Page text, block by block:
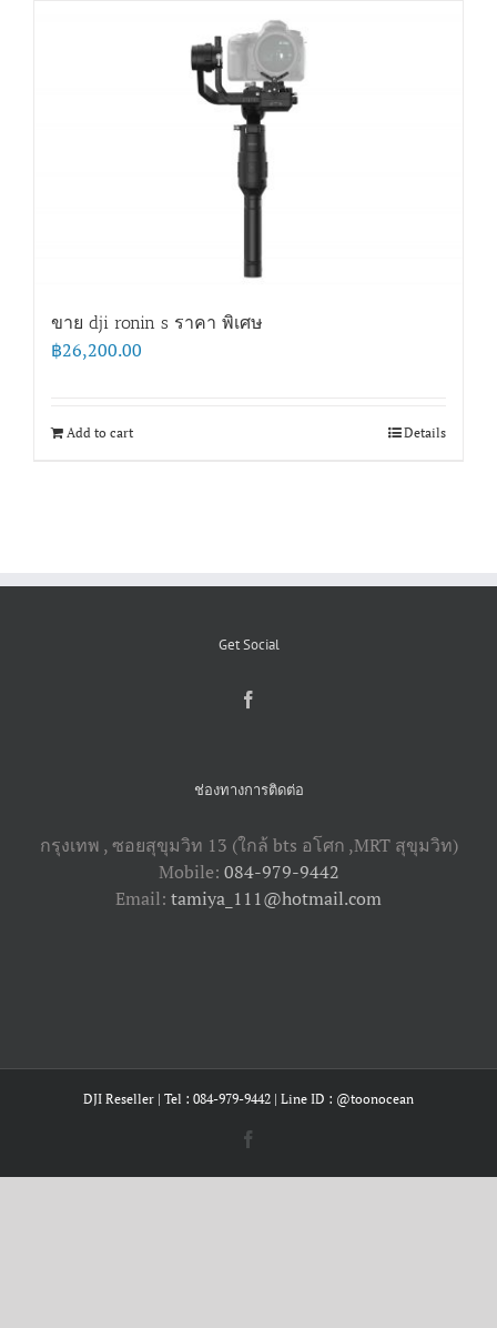
ขาย dji ronin s ราคา พิเศษ
฿26,200.00
Add to cart Details
Get Social
ช่องทางการติดต่อ
กรุงเทพ , ซอยสุขุมวิท 13 (ใกล้ bts อโศก ,​MRT สุขุมวิท)
Mobile: 084-979-9442
Email: tamiya_111@hotmail.com
DJI Reseller | Tel : 084-979-9442 | Line ID : @toonocean